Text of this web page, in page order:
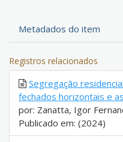
Metadados do item
Registros relacionados
Segregação
fechados horizontais e
por: Zanatta, Igor
Publicado em: (2024)